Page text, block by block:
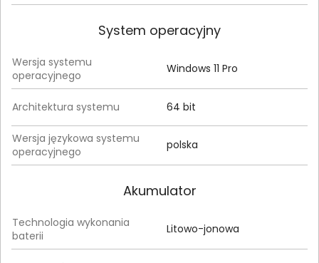
System operacyjny
Wersja systemu
operacyjnego
Windows 11 Pro
Architektura systemu 64 bit
Wersja językowa systemu
operacyjnego
polska
Akumulator
Technologia wykonania
baterii
Litowo-jonowa